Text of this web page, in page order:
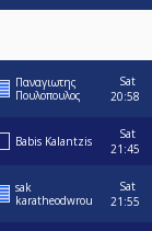
Παναγιωτης
Πουλοπουλος
Sat
20:58
Babis Kalantzis
Sat
21:45
sak
karatheodwrou
Sat
21:55